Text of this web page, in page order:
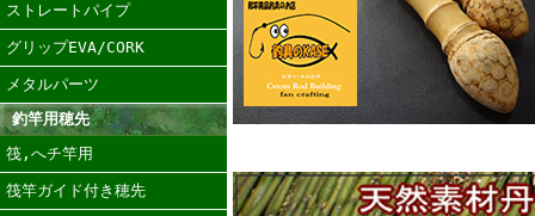
ストレートパイプ
グリップEVA/CORK
メタルパーツ
釣竿用穂先
筏,へチ竿用
筏竿ガイド付き穂先